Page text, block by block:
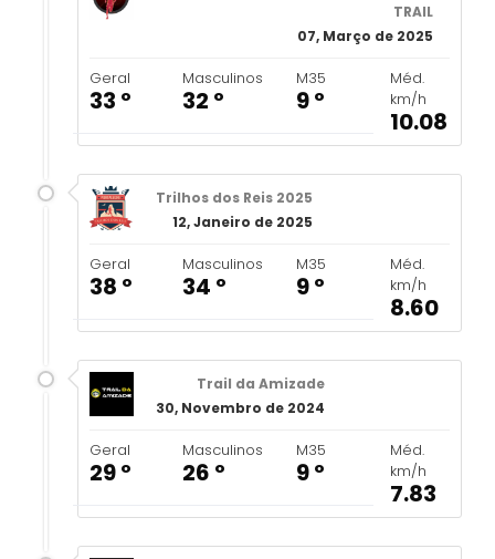
TRAIL
07, Março de 2025
Geral
33 º
Masculinos
32 º
M35
9 º
Méd.
km/h
10.08
Trilhos dos Reis 2025
12, Janeiro de 2025
Geral
38 º
Masculinos
34 º
M35
9 º
Méd.
km/h
8.60
Trail da Amizade
30, Novembro de 2024
Geral
29 º
Masculinos
26 º
M35
9 º
Méd.
km/h
7.83